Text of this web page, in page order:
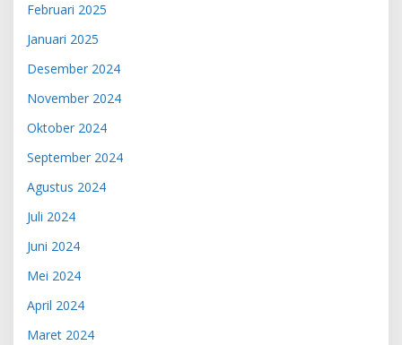
Februari 2025
Januari 2025
Desember 2024
November 2024
Oktober 2024
September 2024
Agustus 2024
Juli 2024
Juni 2024
Mei 2024
April 2024
Maret 2024